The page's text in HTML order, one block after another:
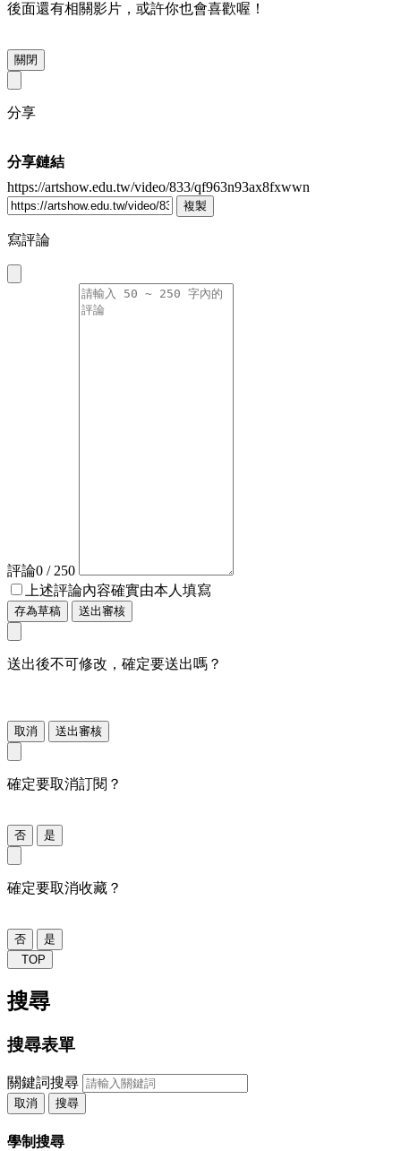
後面還有相關影片，或許你也會喜歡喔！
關閉
分享
分享鏈結
https://artshow.edu.tw/video/833/qf963n93ax8fxwwn
複製
寫評論
評論0 / 250
上述評論內容確實由本人填寫
存為草稿 送出審核
送出後不可修改，確定要送出嗎？
取消 送出審核
確定要取消訂閱？
否 是
確定要取消收藏？
否
是
TOP
搜尋
搜尋表單
關鍵詞搜尋
取消 搜尋
學制搜尋